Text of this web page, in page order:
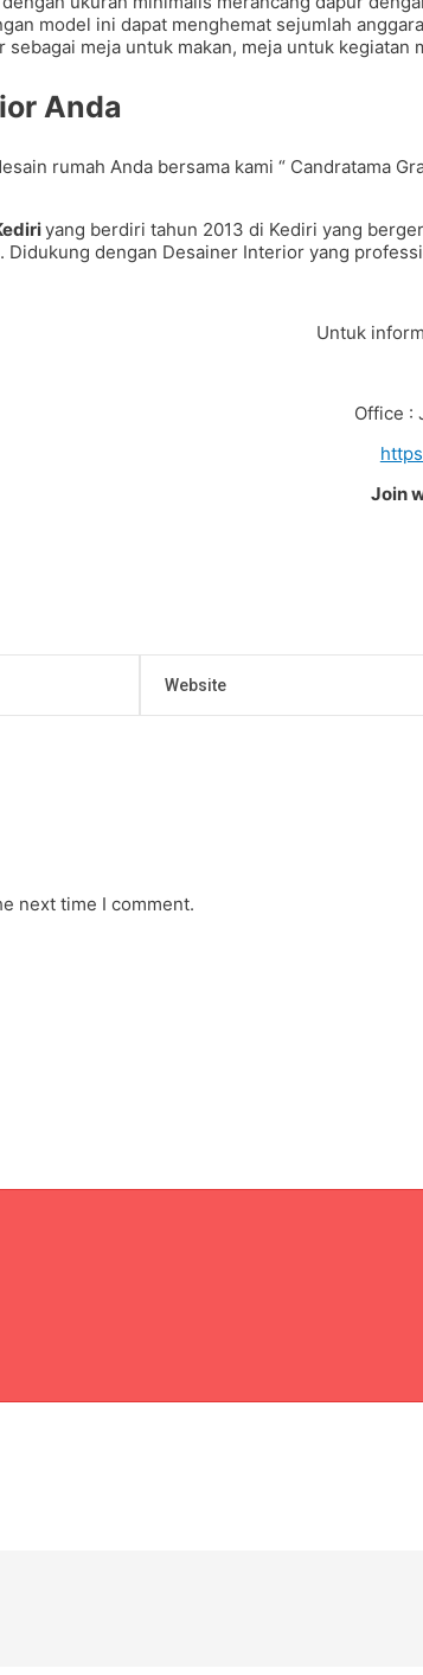
model ini dapat menghemat sejumlah
meja untuk makan, meja untuk
Anda
rumah Anda bersama kami “
yang berdiri tahun 2013 di Kediri yang
Didukung dengan Desainer Interior yang
Untuk
Office :
Join
next time I comment.